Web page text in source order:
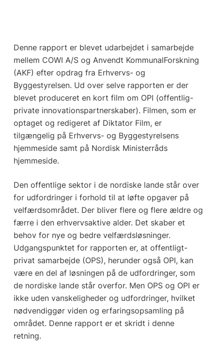
Denne rapport er blevet udarbejdet i samarbejde
mellem COWI A/S og Anvendt KommunalForskning
(AKF) efter opdrag fra Erhvervs- og
Byggestyrelsen. Ud over selve rapporten er der
blevet produceret en kort film om OPI (offentlig-
private innovationspartnerskaber). Filmen, som er
optaget og redigeret af Diktator Film, er
tilgængelig på Erhvervs- og Byggestyrelsens
hjemmeside samt på Nordisk Ministerråds
hjemmeside.
Den offentlige sektor i de nordiske lande står over
for udfordringer i forhold til at løfte opgaver på
velfærdsområdet. Der bliver flere og flere ældre og
færre i den erhvervsaktive alder. Det skaber et
behov for nye og bedre velfærdsløsninger.
Udgangspunktet for rapporten er, at offentligt-
privat samarbejde (OPS), herunder også OPI, kan
være en del af løsningen på de udfordringer, som
de nordiske lande står overfor. Men OPS og OPI er
ikke uden vanskeligheder og udfordringer, hvilket
nødvendiggør viden og erfaringsopsamling på
området. Denne rapport er et skridt i denne
retning.